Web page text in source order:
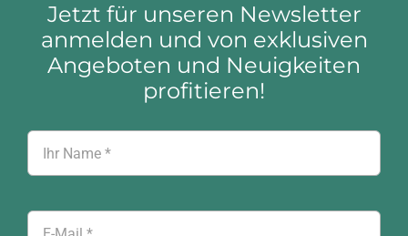
Jetzt für unseren Newsletter
anmelden und von exklusiven
Angeboten und Neuigkeiten
profitieren!